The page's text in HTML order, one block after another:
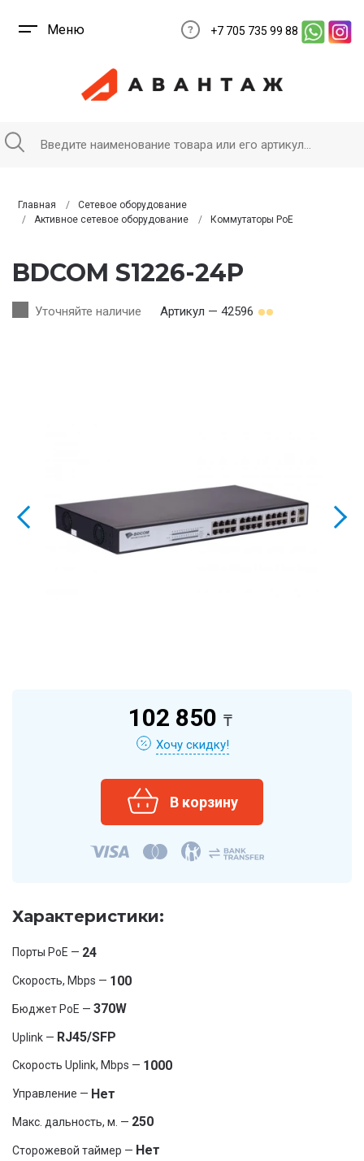
Меню +7 705 735 99 88
Главная
Сетевое оборудование
Активное сетевое оборудование
Коммутаторы PoE
BDCOM S1226-24P
Уточняйте наличие Артикул — 42596
102 850 ₸
Хочу скидку!
Характеристики:
Порты PoE — 24
Скорость, Mbps — 100
Бюджет PoE — 370W
Uplink — RJ45/SFP
Скорость Uplink, Mbps — 1000
Управление — Нет
Макс. дальность, м. — 250
Сторожевой таймер — Нет